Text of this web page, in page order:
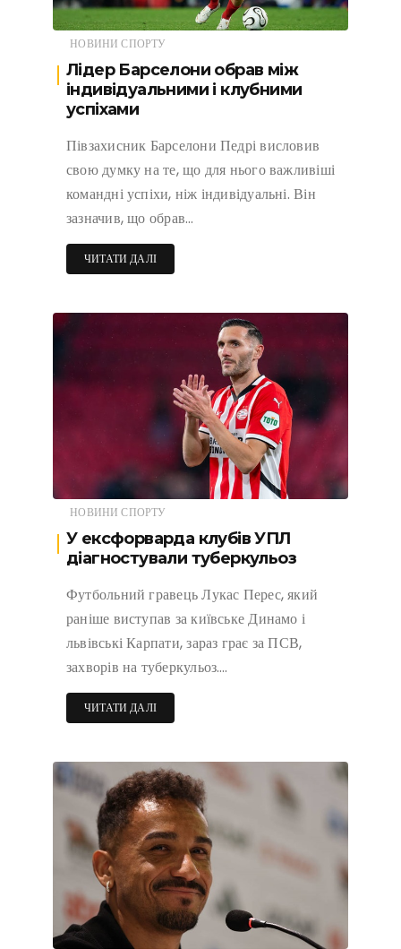
НОВИНИ СПОРТУ
Лідер Барселони обрав між
індивідуальними і клубними
успіхами
Півзахисник Барселони Педрі висловив
свою думку на те, що для нього важливіші
командні успіхи, ніж індивідуальні. Він
зазначив, що обрав…
ЧИТАТИ ДАЛІ
НОВИНИ СПОРТУ
У ексфорварда клубів УПЛ
діагностували туберкульоз
Футбольний гравець Лукас Перес, який
раніше виступав за київське Динамо і
львівські Карпати, зараз грає за ПСВ,
захворів на туберкульоз….
ЧИТАТИ ДАЛІ